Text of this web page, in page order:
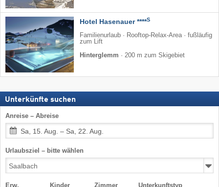
Hotel Hasenauer ****S
Familienurlaub · Rooftop-Relax-Area · fußläufig
zum Lift
Hinterglemm · 200 m zum Skigebiet
Unterkünfte suchen
Anreise – Abreise
Sa, 15. Aug. – Sa, 22. Aug.
Urlaubsziel – bitte wählen
Erw. Kinder Zimmer Unterkunftstyp